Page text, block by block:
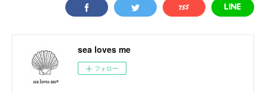
sea loves me
フォロー